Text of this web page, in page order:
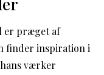
er præget af
finder inspiration i
værker